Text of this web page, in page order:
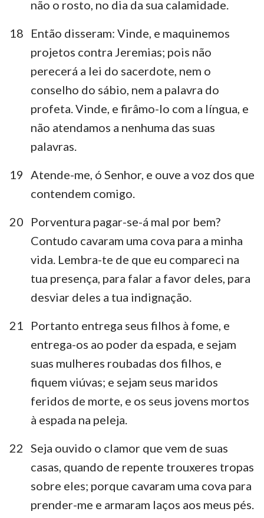
15
16 17 18 19 20
22
23 24 25 26 27
29
30 31 32 33 34
36
37 38 39 40 41
42
não o rosto, no dia da sua calamidade.
18
Então disseram: Vinde, e maquinemos
projetos contra Jeremias; pois não
perecerá a lei do sacerdote, nem o
conselho do sábio, nem a palavra do
profeta. Vinde, e firâmo-lo com a língua, e
não atendamos a nenhuma das suas
palavras.
19
Atende-me, ó Senhor, e ouve a voz dos que
contendem comigo.
20
Porventura pagar-se-á mal por bem?
Contudo cavaram uma cova para a minha
vida. Lembra-te de que eu compareci na
tua presença, para falar a favor deles, para
desviar deles a tua indignação.
21
Portanto entrega seus filhos à fome, e
entrega-os ao poder da espada, e sejam
suas mulheres roubadas dos filhos, e
fiquem viúvas; e sejam seus maridos
feridos de morte, e os seus jovens mortos
à espada na peleja.
22 Seja ouvido o clamor que vem de suas
casas, quando de repente trouxeres tropas
sobre eles; porque cavaram uma cova para
prender-me e armaram laços aos meus pés.